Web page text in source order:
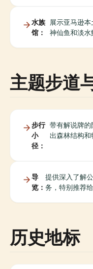
水族
馆：
展示亚马逊本
神仙鱼和淡水
主题步道
步行
小
径：
带有解说牌
出森林结构和
导
览：
提供深入了解
务，特别推荐
历史地标